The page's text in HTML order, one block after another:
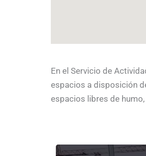
En el Servicio de
espacios a disposición
espacios libres de